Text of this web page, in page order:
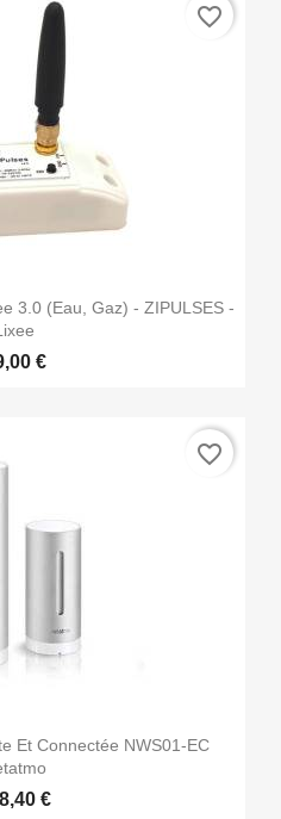
3.0 (eau, Gaz) - ZIPULSES -
€
favorite_border
Et Connectée NWS01-EC
€
favorite_border